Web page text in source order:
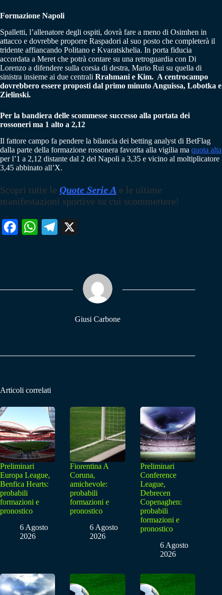
Formazione Napoli
Spalletti, l’allenatore degli ospiti, dovrà fare a meno di Osimhen in
attacco e dovrebbe proporre Raspadori al suo posto che completerà il
tridente affiancando Politano e Kvaratskhelia. In porta fiducia
accordata a Meret che potrà contare su una retroguardia con Di
Lorenzo a difendere sulla corsia di destra, Mario Rui su quella di
sinistra insieme ai due centrali Rrahmani e Kim. A centrocampo
dovrebbero essere proposti dal primo minuto Anguissa, Lobotka e
Zielinski.
Per la bandiera delle scommesse successo alla portata dei
rossoneri ma 1 alto a 2,12
Il fattore campo fa pendere la bilancia dei betting analyst di BetFlag
dalla parte della formazione rossonera favorita alla vigilia ma quota alta
per l’1 a 2,12 distante dal 2 del Napoli a 3,35 e vicino al moltiplicatore
3,45 abbinato all’X.
Scopri tutte le Quote Serie A e le ultime
manifestazioni sportive su cui scommettere!
Fa W
pp
Te
m
Giusi Carbone
Articoli correlati
Preliminari
Europa League,
Benfica Hearts:
probabili
formazioni e
pronostico
6 Agosto
2026
Fiorentina A
Coruna,
amichevole:
probabili
formazioni e
pronostico
6 Agosto
2026
Preliminari
Conference
League,
Debrecen
Copenaghen:
probabili
formazioni e
pronostico
6 Agosto
2026